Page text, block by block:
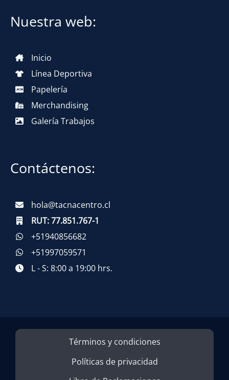
Nuestra web:
Inicio
Línea Deportiva
Papelería
Merchandising
Galería Trabajos
Contáctenos:
hola@tacnacentro.cl
RUT:77.851.767-1
+51940856682
+51997059571
L - S: 8:00 a 19:00 hrs.
Términos y condiciones
Políticas de privacidad